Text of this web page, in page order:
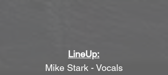
LineUp:
Mike Stark - Vocals